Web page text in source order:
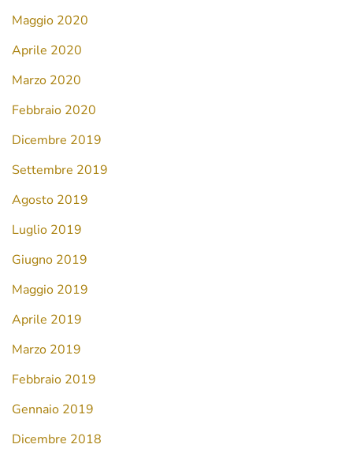
Maggio 2020
Aprile 2020
Marzo 2020
Febbraio 2020
Dicembre 2019
Settembre 2019
Agosto 2019
Luglio 2019
Giugno 2019
Maggio 2019
Aprile 2019
Marzo 2019
Febbraio 2019
Gennaio 2019
Dicembre 2018